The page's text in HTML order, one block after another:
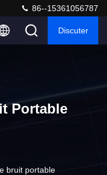
86--15361056787
Discuter
Portable
bruit portable